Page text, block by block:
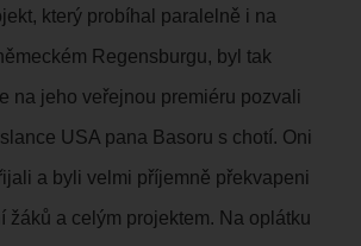
který probíhal paralelně i na
Regensburgu, byl tak
na jeho veřejnou premiéru pozvali
USA pana Basoru s chotí. Oni
a byli velmi příjemně překvapeni
žáků a celým projektem. Na oplátku